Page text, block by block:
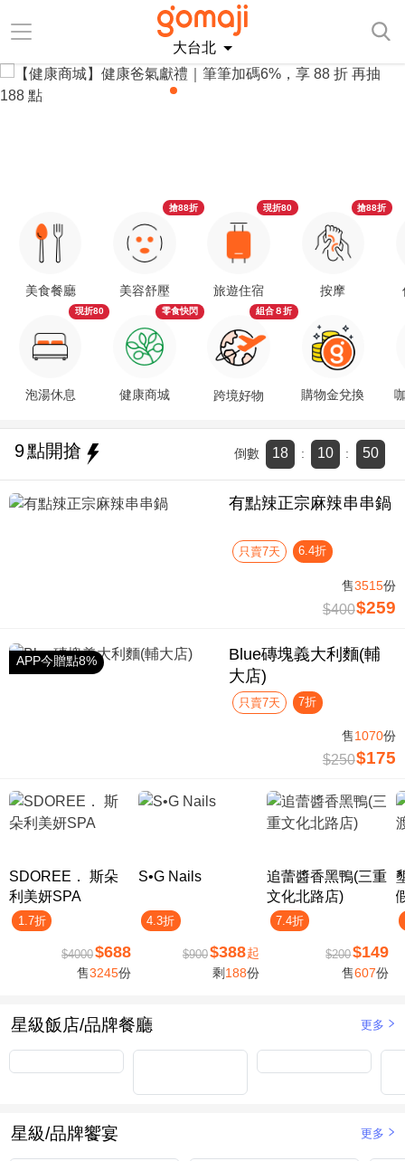
大台北
美食餐廳
泡湯休息
現折80
美容舒壓
搶88折
健康商城
零食快閃
旅遊住宿
現折80
跨境好物
組合８折
按摩
搶88折
購物金兌換
9點開搶 倒數 18 : 10 : 50
有點辣正宗麻辣串串鍋
只賣7天 6.4折
售3515份
$400$259
APP今贈點8%
Blue磚塊義大利麵(輔
大店)
只賣7天 7折
售1070份
$250$175
SDOREE． 斯朵
利美妍SPA
1.7折
$4000$688
售3245份
S•G Nails
4.3折
$900$388起
剩 188份
追蕾醬香黑鴨(三重
文化北路店)
7.4折
$200$149
售607份
星級飯店/品牌餐廳 更多
星級/品牌饗宴 更多